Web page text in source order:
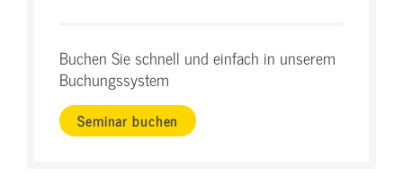
Buchen Sie schnell und einfach in unserem
Buchungssystem
Seminar buchen